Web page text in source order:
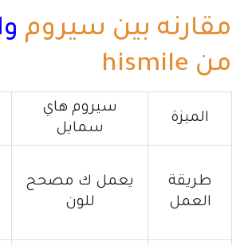
مقارنه بين سيروم
من hismile
الميزة
سيروم هاي
سمايل
طريقة
العمل
يعمل ك مصحح
للون